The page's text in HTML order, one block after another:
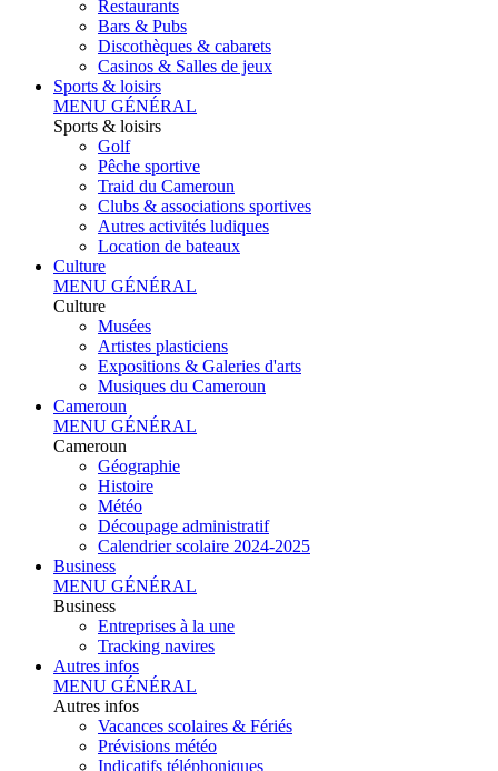
Restaurants
Bars & Pubs
Discothèques & cabarets
Casinos & Salles de jeux
Sports & loisirs
MENU GÉNÉRAL
Sports & loisirs
Golf
Pêche sportive
Traid du Cameroun
Clubs & associations sportives
Autres activités ludiques
Location de bateaux
Culture
MENU GÉNÉRAL
Culture
Musées
Artistes plasticiens
Expositions & Galeries d'arts
Musiques du Cameroun
Cameroun
MENU GÉNÉRAL
Cameroun
Géographie
Histoire
Météo
Découpage administratif
Calendrier scolaire 2024-2025
Business
MENU GÉNÉRAL
Business
Entreprises à la une
Tracking navires
Autres infos
MENU GÉNÉRAL
Autres infos
Vacances scolaires & Fériés
Prévisions météo
Indicatifs téléphoniques